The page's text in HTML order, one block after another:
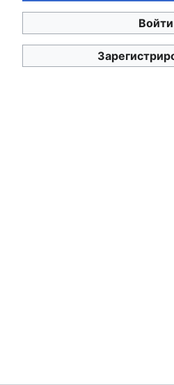
Политика конфиденциальности
Войти